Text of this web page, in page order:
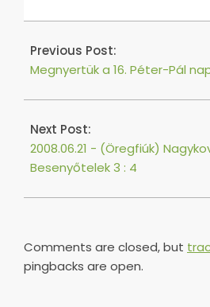
2016-
20
Previous Post:
Megnyertük a 16. Péter-Pál
Next Post:
2008.06.21 - (Öregfiúk)
Besenyőtelek 3 : 4
Comments are closed, but
pingbacks are open.